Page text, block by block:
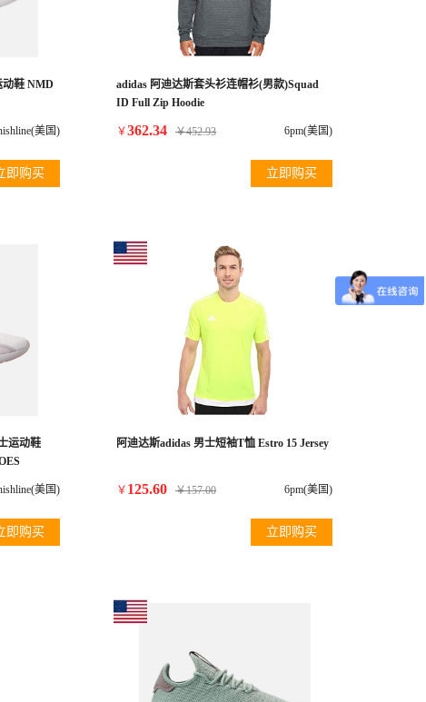
鞋 NMD
美国)
即购买
adidas 阿迪达斯套头衫连帽衫(男款)Squad
ID Full Zip Hoodie
￥362.34 ￥452.93 6pm(美国)
立即购买
运动鞋
美国)
即购买
阿迪达斯adidas 男士短袖T恤 Estro 15 Jersey
￥ 125.60 ￥157.00 6pm(美国)
立即购买